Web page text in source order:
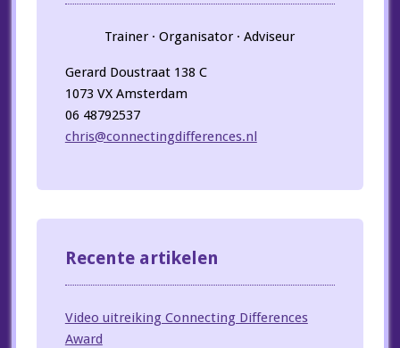
Trainer · Organisator · Adviseur
Gerard Doustraat 138 C
1073 VX Amsterdam
06 48792537
chris@connectingdifferences.nl
Recente artikelen
Video uitreiking Connecting Differences
Award